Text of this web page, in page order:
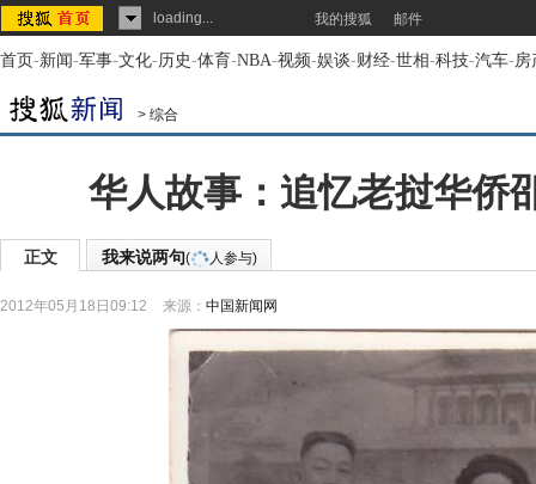
loading... 我的搜狐 邮件
首页-新闻-军事-文化-历史-体育-NBA-视频-娱谈-财经-世相-科技-汽车-房
> 综合
华人故事：追忆老挝华侨
正文 我来说两句( 人参与)
2012年05月18日09:12 来源： 中国新闻网